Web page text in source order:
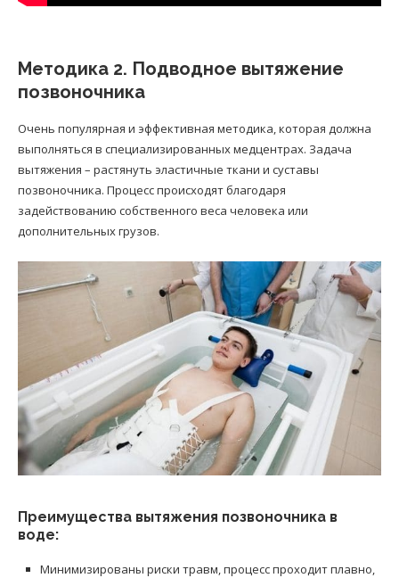
Методика 2. Подводное вытяжение
позвоночника
Очень популярная и эффективная методика, которая должна
выполняться в специализированных медцентрах. Задача
вытяжения – растянуть эластичные ткани и суставы
позвоночника. Процесс происходят благодаря
задействованию собственного веса человека или
дополнительных грузов.
Преимущества вытяжения позвоночника в
воде:
Минимизированы риски травм, процесс проходит плавно,